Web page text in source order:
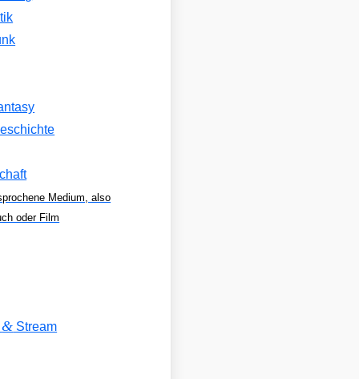
Medium, also
oder Film
& Stream